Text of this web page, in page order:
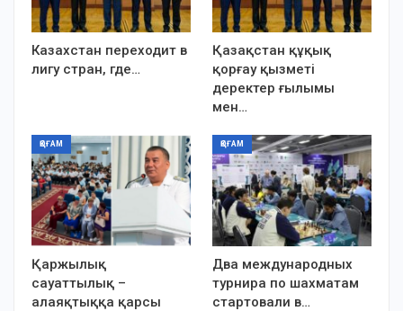
Казахстан переходит в
лигу стран, где…
Қазақстан құқық
қорғау қызметі
деректер ғылымы
мен…
ҚОҒАМ
Қаржылық
сауаттылық –
алаяқтыққа қарсы
ҚОҒАМ
Два международных
турнира по шахматам
стартовали в…